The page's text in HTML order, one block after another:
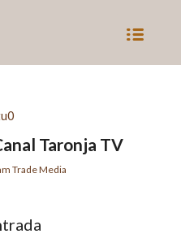
Taronja TV
Trade Media